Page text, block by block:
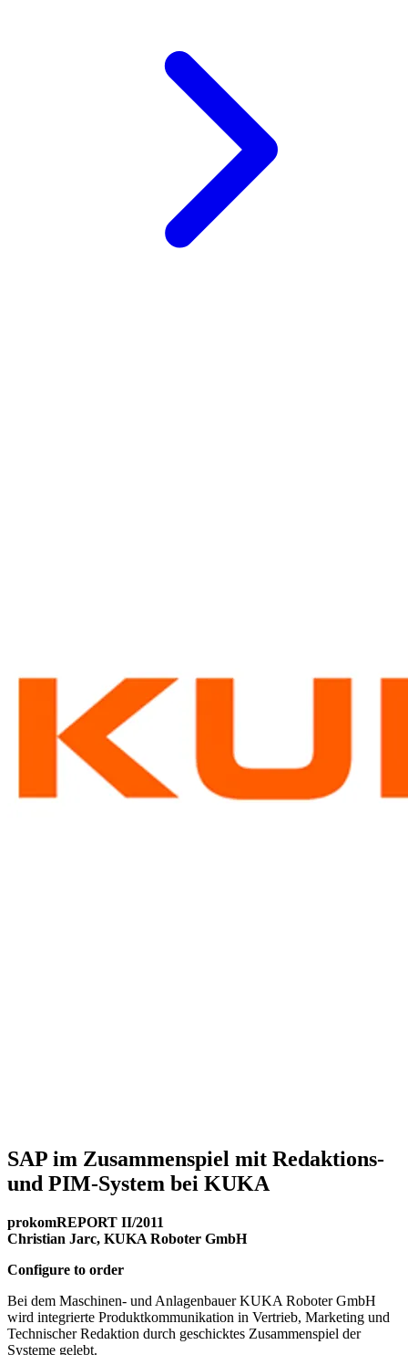
SAP im Zusammenspiel mit Redaktions-
und PIM-System bei KUKA
prokomREPORT II/2011
Christian Jarc, KUKA Roboter GmbH
Configure to order
Bei dem Maschinen- und Anlagenbauer KUKA Roboter GmbH
wird integrierte Produktkommunikation in Vertrieb, Marketing und
Technischer Redaktion durch geschicktes Zusammenspiel der
Systeme gelebt.